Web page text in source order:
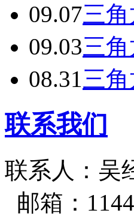
09.07三
09.03三
08.31三
联系我们
联系人：吴
邮箱：